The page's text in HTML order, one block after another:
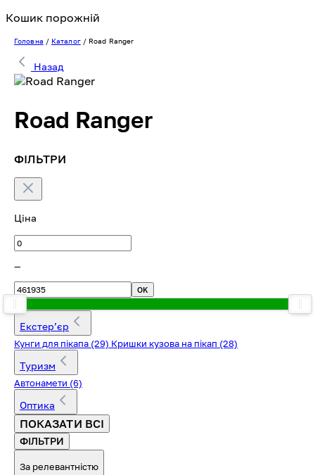
Кошик порожній
Головна / Каталог/ Road Ranger
Назад
Road Ranger
ФІЛЬТРИ
Ціна
—
OK
Екстерʼєр
Кунги для пікапа (29) Кришки кузова на пікап (28)
Туризм
Автонамети (6)
Оптика
ПОКАЗАТИ ВСІ
ФІЛЬТРИ
За релевантністю